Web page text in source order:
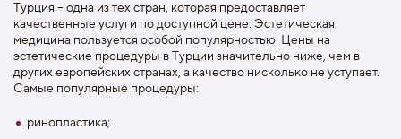
Турция – одна из тех стран, которая предоставляет
качественные услуги по доступной цене. Эстетическая
медицина пользуется особой популярностью. Цены на
эстетические процедуры в Турции значительно ниже, чем в
других европейских странах, а качество нисколько не уступает.
Самые популярные процедуры:
ринопластика;